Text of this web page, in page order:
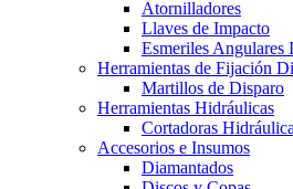
Atornilladores
Llaves de Impacto
Esmeriles Angulares
Herramientas de Fijación
Martillos de Disparo
Herramientas Hidráulicas
Cortadoras
Accesorios e Insumos
Diamantados